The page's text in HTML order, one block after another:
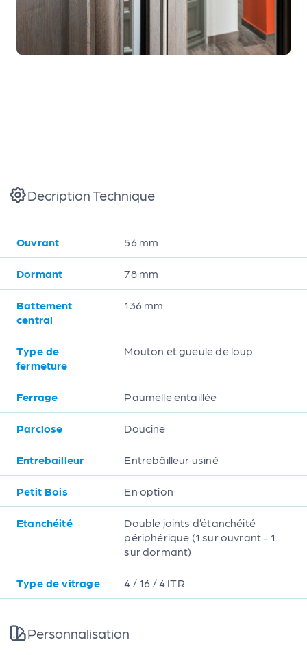
Decription Technique
Ouvrant 56 mm
Dormant 78 mm
Battement
central
136 mm
Type de
fermeture
Mouton et gueule de loup
Ferrage Paumelle entaillée
Parclose Doucine
Entrebailleur Entrebâilleur usiné
Petit Bois En option
Etanchéité
Double joints d’étanchéité
périphérique (1 sur ouvrant - 1
sur dormant)
Type de vitrage 4 / 16 / 4 ITR
Personnalisation